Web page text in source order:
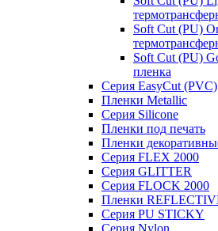
Soft Cut (PU)
Soft Cut (PU)
пленка
Серия EasyCut (PVC)
Пленки Metallic
Серия Silicone
Пленки под печать
Пленки
Серия FLEX 2000
Серия GLITTER
Серия FLOCK 2000
Пленки
Серия PU STICKY
Серия Nylon